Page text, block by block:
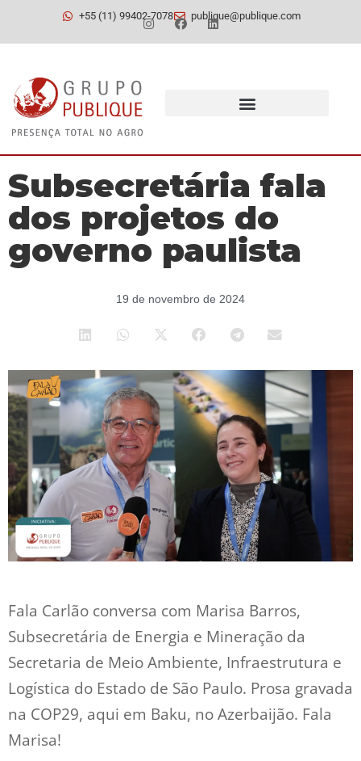
+55 (11) 99402-7078 publique@publique.com
Subsecretária fala
dos projetos do
governo paulista
19 de novembro de 2024
Fala Carlão conversa com Marisa Barros,
Subsecretária de Energia e Mineração da
Secretaria de Meio Ambiente, Infraestrutura e
Logística do Estado de São Paulo. Prosa gravada
na COP29, aqui em Baku, no Azerbaijão. Fala
Marisa!